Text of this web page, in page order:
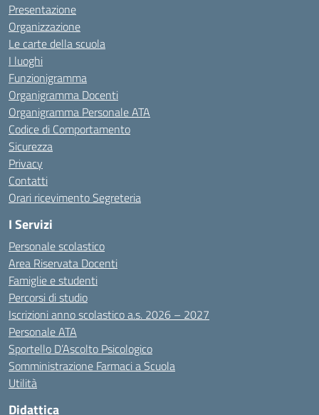
Presentazione
Organizzazione
Le carte della scuola
I luoghi
Funzionigramma
Organigramma Docenti
Organigramma Personale ATA
Codice di Comportamento
Sicurezza
Privacy
Contatti
Orari ricevimento Segreteria
I Servizi
Personale scolastico
Area Riservata Docenti
Famiglie e studenti
Percorsi di studio
Iscrizioni anno scolastico a.s. 2026 – 2027
Personale ATA
Sportello D’Ascolto Psicologico
Somministrazione Farmaci a Scuola
Utilità
Didattica